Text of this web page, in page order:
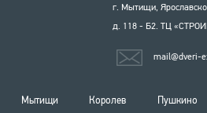
г. Мытищи,
д. 118 - Б2. ТЦ
mail@dveri-
Мытищи Королев Пушкино